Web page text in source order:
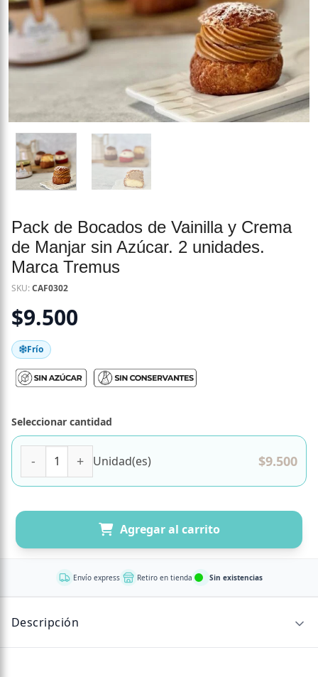
Pack de Bocados de Vainilla y Crema
de Manjar sin Azúcar. 2 unidades.
Marca Tremus
SKU:CAF0302
$9.500
Frío
Seleccionar cantidad
Unidad(es) $9.500
Agregar al carrito
Envío express Retiro en tienda Sin existencias
Descripción